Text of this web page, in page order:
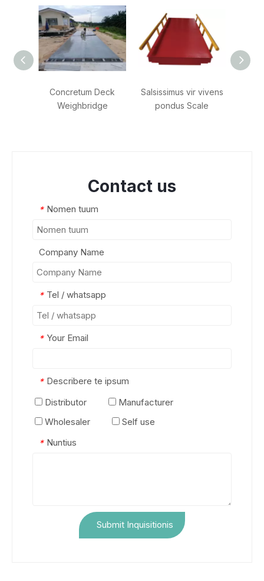
Concretum Deck
Weighbridge
Salsissimus vir vivens
pondus Scale
Contact us
* Nomen tuum
Company Name
* Tel / whatsapp
* Your Email
* Describere te ipsum
Distributor
Manufacturer
Wholesaler
Self use
* Nuntius
Submit Inquisitionis